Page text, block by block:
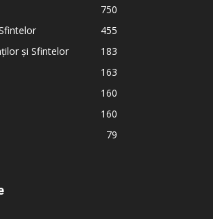
750
455
și Sfintelor
183
163
160
160
79